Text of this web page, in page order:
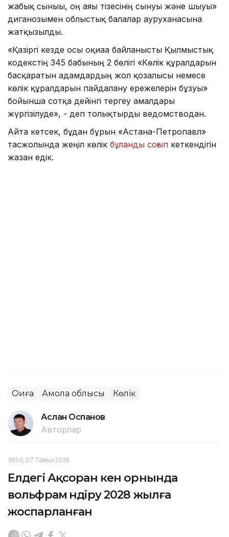
жабық сынығы, оң аяғы тізесінің сынуы және шығуы»
диганозымен облыстық балалар ауруханасына
жатқызылды.
«Қазіргі кезде осы оқиғаға байланысты Қылмыстық
кодекстің 345 бабының 2 бөлігі «Көлік құралдарын
басқаратын адамдардың жол қозғалысы немесе
көлік құралдарын пайдалану ережелерін бұзуы»
бойынша сотқа дейінгі тергеу амалдары
жүргізілуде», - деп толықтырды ведомстводан.
Айта кетсек, бұдан бұрын «Астана-Петропавл»
тасжолында жеңіл көлік бұланды соғып кеткендігін
жазған едік.
Оқиға Ақмола облысы Көлік
Аслан Оспанов
Авторлар
16:50, 07 Тамыз 2026
Елдегі Ақсоран кен орнында
вольфрам өндіру 2028 жылға
жоспарланған